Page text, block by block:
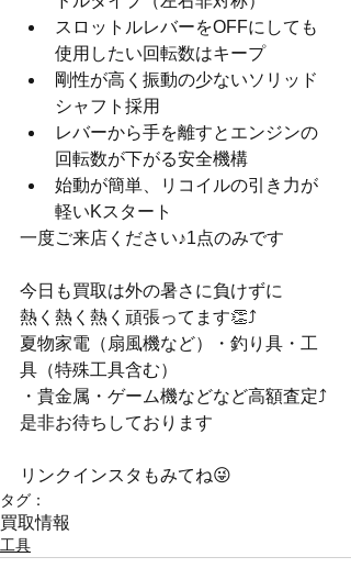
スロットルレバーをOFFにしても
使用したい回転数はキープ
剛性が高く振動の少ないソリッド
シャフト採用
レバーから手を離すとエンジンの
回転数が下がる安全機構
始動が簡単、リコイルの引き力が
軽いKスタート
一度ご来店ください♪1点のみです
今日も買取は外の暑さに負けずに
熱く熱く熱く頑張ってます👏⤴️
夏物家電（扇風機など）・釣り具・工
具（特殊工具含む）
・貴金属・ゲーム機などなど高額査定⤴️
是非お待ちしております
リンクインスタもみてね😜
タグ：
買取情報
工具